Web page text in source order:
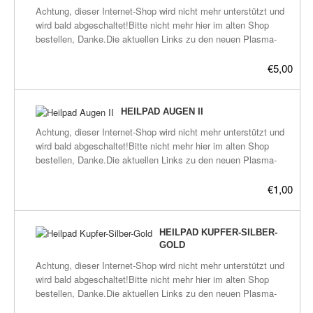
was bisher über Plasma heraus gefunden
wurde.
Achtung, dieser Internet-Shop wird nicht mehr unterstützt und
wird bald abgeschaltet!Bitte nicht mehr hier im alten Shop
bestellen, Danke.Die aktuellen Links zu den neuen Plasma-
€5,00
HEILPAD AUGEN II
Achtung, dieser Internet-Shop wird nicht mehr unterstützt und
wird bald abgeschaltet!Bitte nicht mehr hier im alten Shop
bestellen, Danke.Die aktuellen Links zu den neuen Plasma-
city.de/plasma/shop.htmlHeilpad beinhaltet folgende GaNS-
(Borax), Mineral 01. Es soll bei Augenkrankheiten helfen und
schlecht sehende Augen verbessern. Anwendungsbeispiel: vor
jedem Auge ein Pad tragen, zum Beispiel in eine Augenbinde
entweder Nachts, oder stundenweise tagsüber, tragen.
Desweiteren muß mit einem kranken Organ weiter gearbeitet
werden um eine Selbsheilung zu erzeugen, hier die einfachen
€1,00
HEILPAD KUPFER-SILBER-
GOLD
Achtung, dieser Internet-Shop wird nicht mehr unterstützt und
wird bald abgeschaltet!Bitte nicht mehr hier im alten Shop
bestellen, Danke.Die aktuellen Links zu den neuen Plasma-